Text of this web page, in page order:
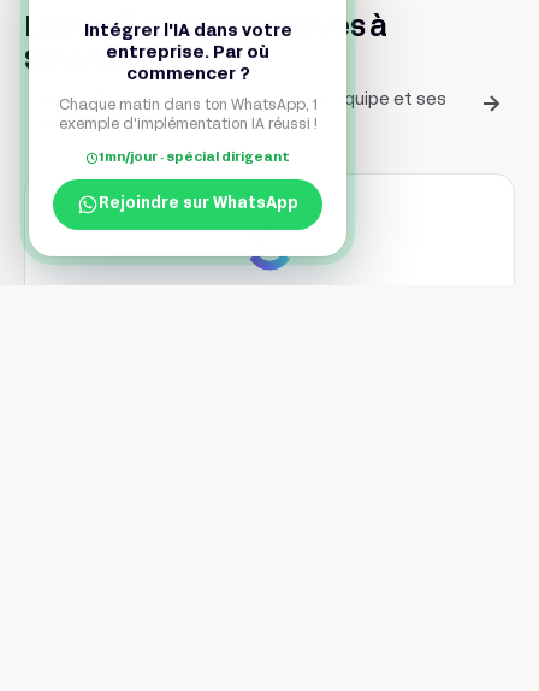
Les meilleurs alternatives à
SmartSuite
Les meilleurs outils pour Gérer votre équipe et ses
ressources
Intégrer l'IA dans votre
entreprise. Par où
commencer ?
Chaque matin dans ton WhatsApp, 1
exemple d'implémentation IA réussi !
1mn/jour · spécial dirigeant
Rejoindre sur WhatsApp